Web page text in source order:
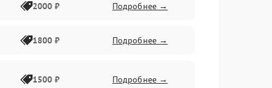
2000 ₽ Подробнее →
1800 ₽ Подробнее →
1500 ₽ Подробнее →